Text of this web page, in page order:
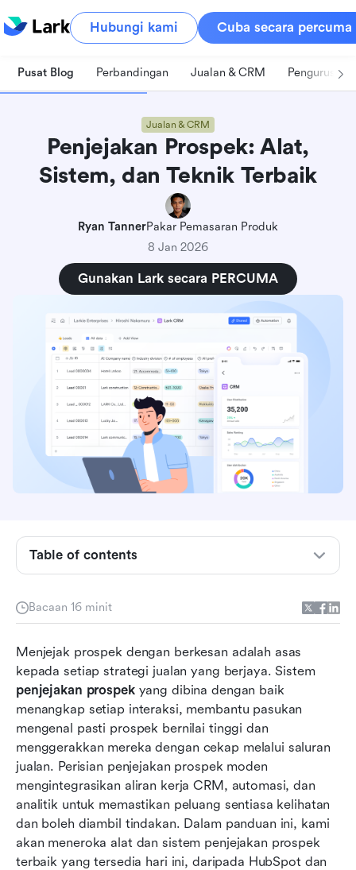
Hubungi kami Cuba secara percuma
Pusat Blog Perbandingan Jualan & CRM Pengurusan
Jualan & CRM
Penjejakan Prospek: Alat,
Sistem, dan Teknik Terbaik
Ryan TannerPakar Pemasaran Produk
8 Jan 2026
Gunakan Lark secara PERCUMA
Bacaan 16 minit
Menjejak prospek dengan berkesan adalah asas
kepada setiap strategi jualan yang berjaya. Sistem
penjejakan prospek yang dibina dengan baik
menangkap setiap interaksi, membantu pasukan
mengenal pasti prospek bernilai tinggi dan
menggerakkan mereka dengan cekap melalui saluran
jualan. Perisian penjejakan prospek moden
mengintegrasikan aliran kerja CRM, automasi, dan
analitik untuk memastikan peluang sentiasa kelihatan
dan boleh diambil tindakan. Dalam panduan ini, kami
akan meneroka alat dan sistem penjejakan prospek
terbaik yang tersedia hari ini, daripada HubSpot dan
Table of contents
Apakah penjejakan petunjuk?
Bagaimana proses penjejakan prospek berfungsi
Senarai penuh: Alat dan platform penjejakan
prospek teratas
Amalan terbaik untuk penjejakan prospek yang
berkesan
Mengapa penjejakan prospek itu penting
Cabaran biasa dan cara mengatasinya
Kesimpulan